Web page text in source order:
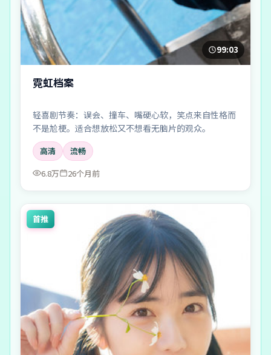
99:03
霓虹档案
轻喜剧节奏：误会、撞车、嘴硬心软，笑点来自性格而
不是尬梗。适合想放松又不想看无脑片的观众。
高清
流畅
6.8万
26个月前
首推